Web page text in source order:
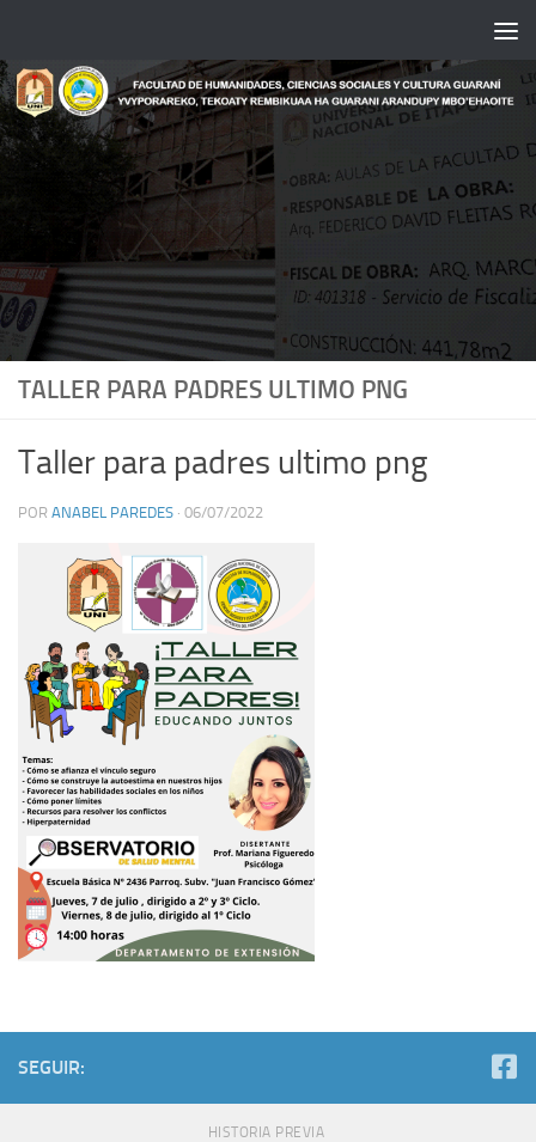
TALLER PARA PADRES ULTIMO PNG
Taller para padres ultimo png
POR ANABEL PAREDES · 06/07/2022
SEGUIR:
HISTORIA PREVIA